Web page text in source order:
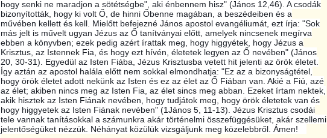
hogy senki ne maradjon a sötétségbe", aki énbennem hisz" (János 12,46). A csodák
bizonyították, hogy ki volt Ő, de hinni Őbenne magában, a beszédeiben és a
művében kellett és kell. Mielőtt befejezné János apostol evangéliumát, ezt írja: "Sok
más jelt is művelt ugyan Jézus az Ő tanítványai előtt, amelyek nincsenek megírva
ebben a könyvben; ezek pedig azért írattak meg, hogy higgyétek, hogy Jézus a
Krisztus, az Istennek Fia, és hogy ezt hívén, életetek legyen az Ő nevében" (János
20, 30-31). Egyedül az Isten Fiába, Jézus Krisztusba vetett hit jelenti az örök életet.
Így aztán az apostol halála előtt nem sokkal elmondhatja: "Ez az a bizonyságtétel,
hogy örök életet adott nekünk az Isten és ez az élet az Ő Fiában van. Akié a Fiú, azé
az élet; akiben nincs meg az Isten Fia, az élet sincs meg abban. Ezeket írtam nektek,
akik hisztek az Isten Fiának nevében, hogy tudjátok meg, hogy örök életetek van és
hogy higgyetek az Isten Fiának nevében" (1János 5, 11-13). Jézus Krisztus csodái
tele vannak tanításokkal a számunkra akár történelmi összefüggésüket, akár szellemi
jelentőségüket nézzük. Néhányat közülük vizsgáljunk meg közelebbről. Ámen!